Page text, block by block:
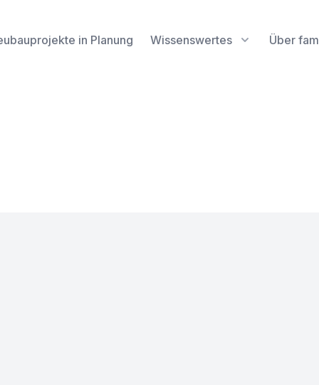
in Planung Wissenswertes Über